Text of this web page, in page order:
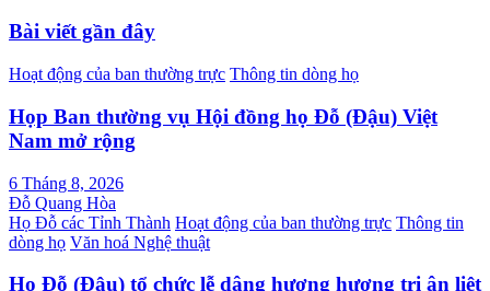
Bài viết gần đây
Hoạt động của ban thường trực Thông tin dòng họ
Họp Ban thường vụ Hội đồng họ Đỗ (Đậu) Việt
Nam mở rộng
6 Tháng 8, 2026
Đỗ Quang Hòa
Họ Đỗ các Tỉnh Thành Hoạt động của ban thường trực Thông tin
dòng họ Văn hoá Nghệ thuật
Họ Đỗ (Đậu) tổ chức lễ dâng hương hương tri ân liệt